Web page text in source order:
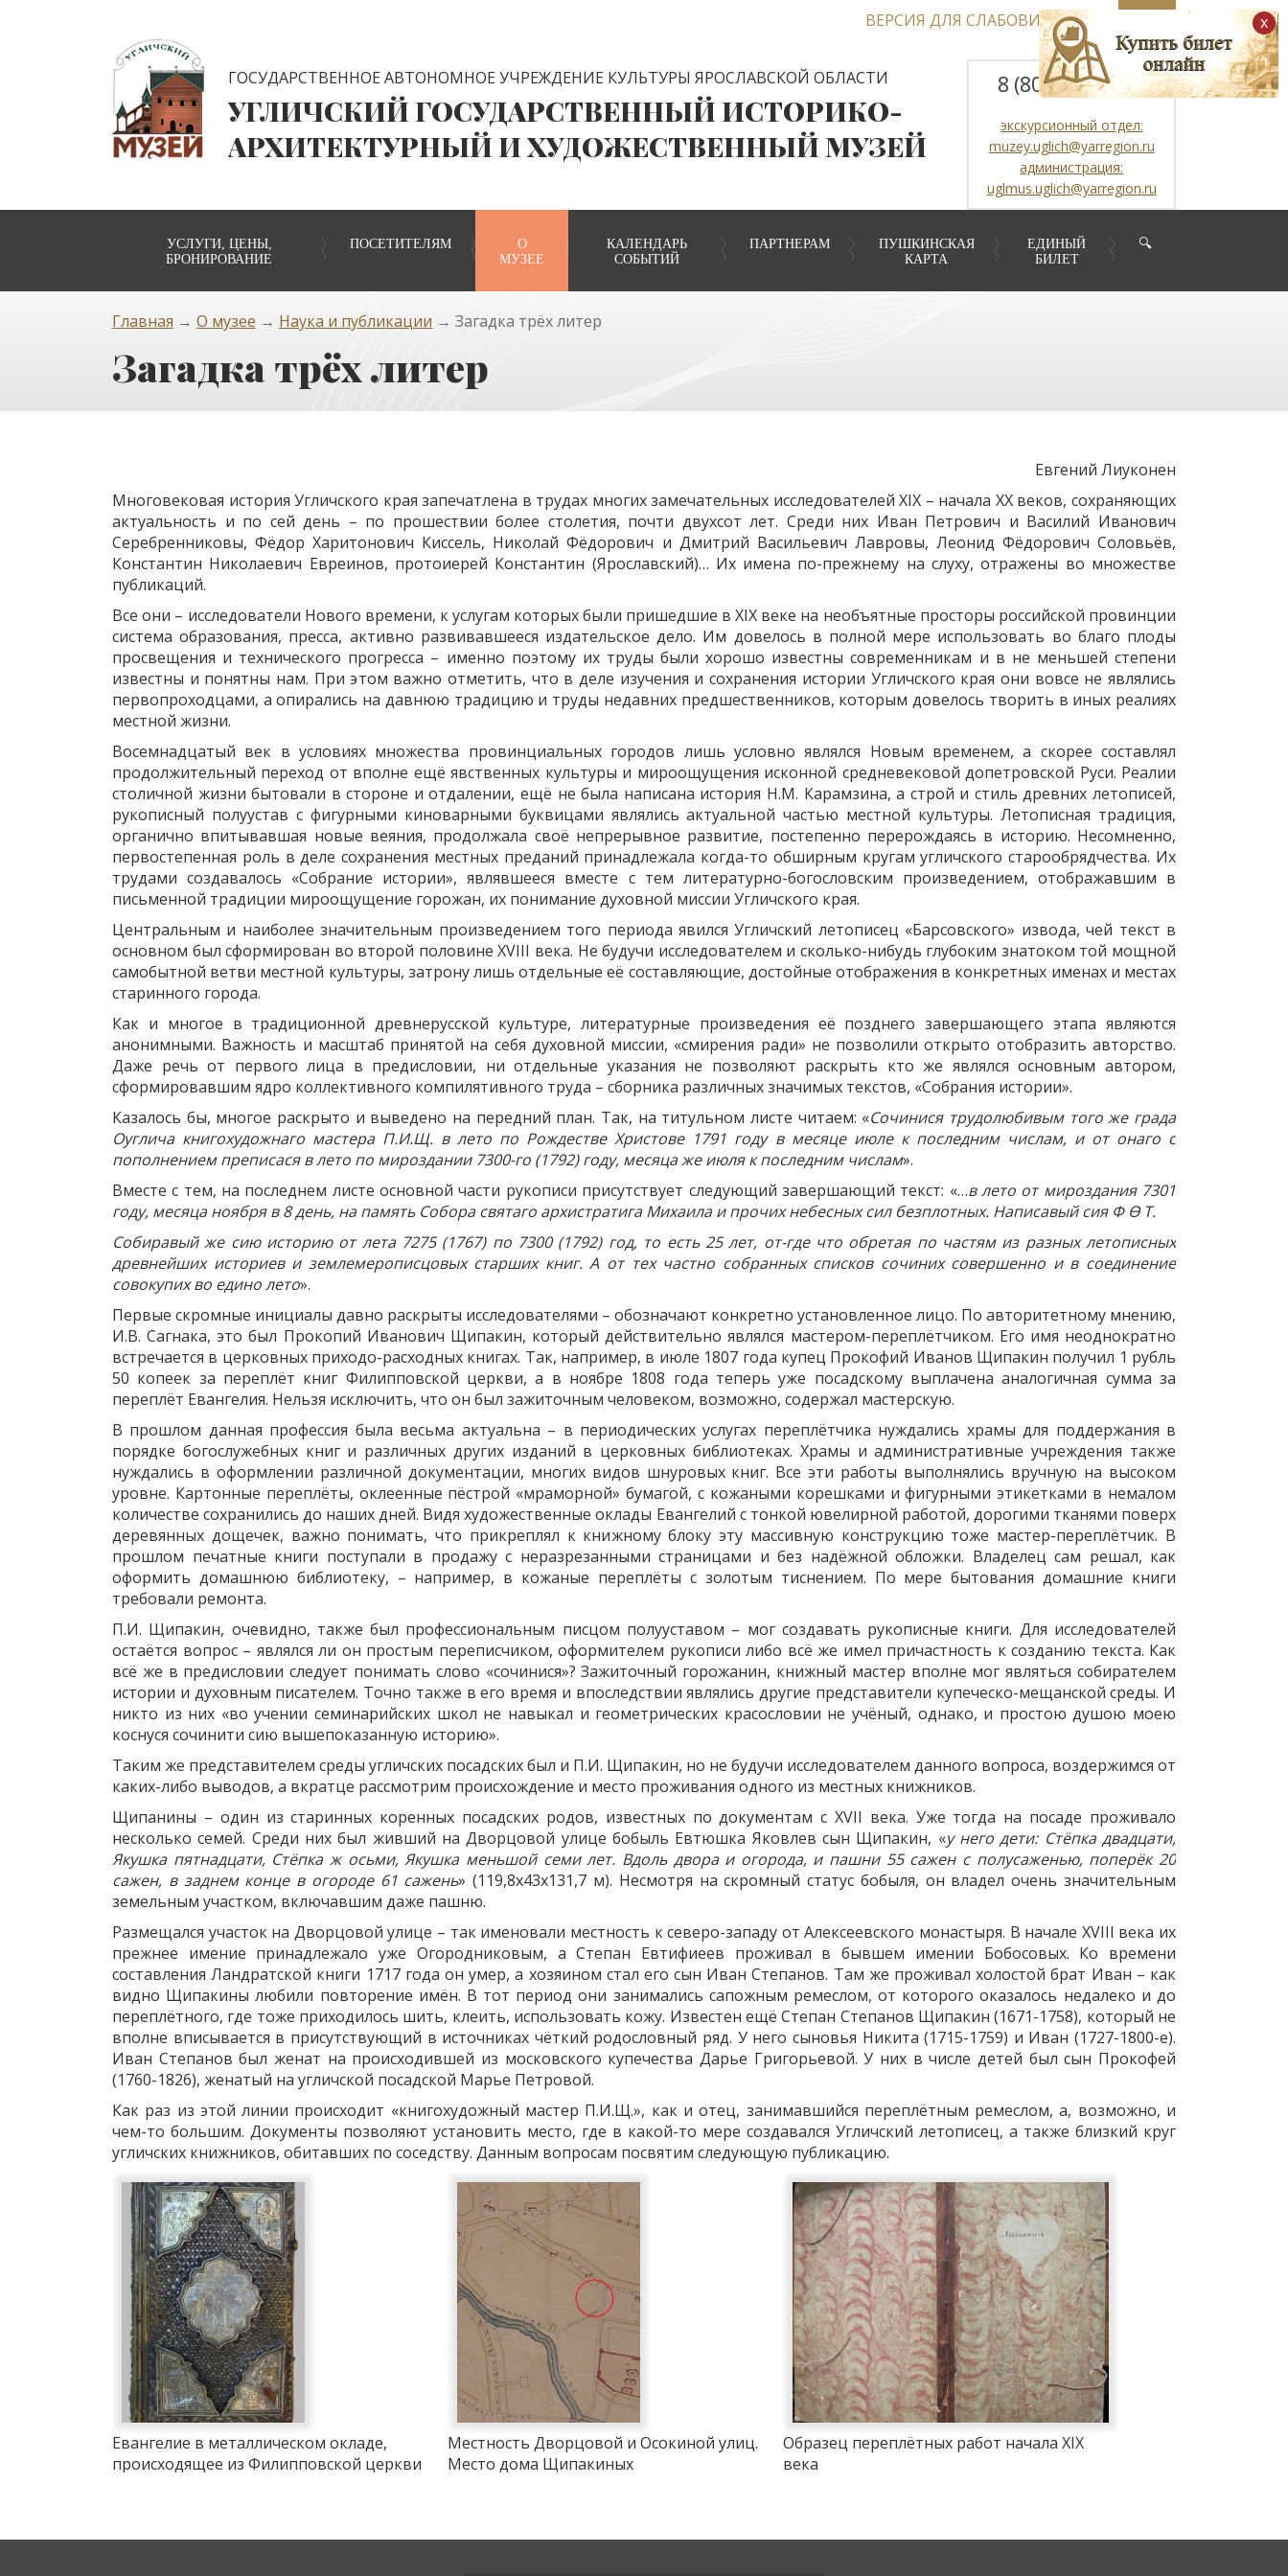
ВЕРСИЯ ДЛЯ СЛАБОВИДЯЩИХ
ГОСУДАРСТВЕННОЕ АВТОНОМНОЕ УЧРЕЖДЕНИЕ КУЛЬТУРЫ ЯРОСЛАВСКОЙ ОБЛАСТИ
УГЛИЧСКИЙ ГОСУДАРСТВЕННЫЙ ИСТОРИКО-
АРХИТЕКТУРНЫЙ И ХУДОЖЕСТВЕННЫЙ МУЗЕЙ
8 (800) 2507317
экскурсионный отдел:
muzey.uglich@yarregion.ru
администрация:
uglmus.uglich@yarregion.ru
УСЛУГИ, ЦЕНЫ,
БРОНИРОВАНИЕ
ПОСЕТИТЕЛЯМ
О
МУЗЕЕ
КАЛЕНДАРЬ
СОБЫТИЙ
ПАРТНЕРАМ
ПУШКИНСКАЯ
КАРТА
ЕДИНЫЙ
БИЛЕТ
🔍
Главная → О музее → Наука и публикации → Загадка трёх литер
Загадка трёх литер
Евгений Лиуконен
Многовековая история Угличского края запечатлена в трудах многих замечательных исследователей XIX – начала ХХ веков, сохраняющих
актуальность и по сей день – по прошествии более столетия, почти двухсот лет. Среди них Иван Петрович и Василий Иванович
Серебренниковы, Фёдор Харитонович Киссель, Николай Фёдорович и Дмитрий Васильевич Лавровы, Леонид Фёдорович Соловьёв,
Константин Николаевич Евреинов, протоиерей Константин (Ярославский)… Их имена по-прежнему на слуху, отражены во множестве
публикаций.
Все они – исследователи Нового времени, к услугам которых были пришедшие в XIX веке на необъятные просторы российской провинции
система образования, пресса, активно развивавшееся издательское дело. Им довелось в полной мере использовать во благо плоды
просвещения и технического прогресса – именно поэтому их труды были хорошо известны современникам и в не меньшей степени
известны и понятны нам. При этом важно отметить, что в деле изучения и сохранения истории Угличского края они вовсе не являлись
первопроходцами, а опирались на давнюю традицию и труды недавних предшественников, которым довелось творить в иных реалиях
местной жизни.
Восемнадцатый век в условиях множества провинциальных городов лишь условно являлся Новым временем, а скорее составлял
продолжительный переход от вполне ещё явственных культуры и мироощущения исконной средневековой допетровской Руси. Реалии
столичной жизни бытовали в стороне и отдалении, ещё не была написана история Н.М. Карамзина, а строй и стиль древних летописей,
рукописный полуустав с фигурными киноварными буквицами являлись актуальной частью местной культуры. Летописная традиция,
органично впитывавшая новые веяния, продолжала своё непрерывное развитие, постепенно перерождаясь в историю. Несомненно,
первостепенная роль в деле сохранения местных преданий принадлежала когда-то обширным кругам угличского старообрядчества. Их
трудами создавалось «Собрание истории», являвшееся вместе с тем литературно-богословским произведением, отображавшим в
письменной традиции мироощущение горожан, их понимание духовной миссии Угличского края.
Центральным и наиболее значительным произведением того периода явился Угличский летописец «Барсовского» извода, чей текст в
основном был сформирован во второй половине XVIII века. Не будучи исследователем и сколько-нибудь глубоким знатоком той мощной
самобытной ветви местной культуры, затрону лишь отдельные её составляющие, достойные отображения в конкретных именах и местах
старинного города.
Как и многое в традиционной древнерусской культуре, литературные произведения её позднего завершающего этапа являются
анонимными. Важность и масштаб принятой на себя духовной миссии, «смирения ради» не позволили открыто отобразить авторство.
Даже речь от первого лица в предисловии, ни отдельные указания не позволяют раскрыть кто же являлся основным автором,
сформировавшим ядро коллективного компилятивного труда – сборника различных значимых текстов, «Собрания истории».
Казалось бы, многое раскрыто и выведено на передний план. Так, на титульном листе читаем: «Сочинися трудолюбивым того же града
Оуглича книгохудожнаго мастера П.И.Щ. в лето по Рождестве Христове 1791 году в месяце июле к последним числам, и от онаго с
пополнением преписася в лето по мироздании 7300-го (1792) году, месяца же июля к последним числам».
Вместе с тем, на последнем листе основной части рукописи присутствует следующий завершающий текст: «…в лето от мироздания 7301
году, месяца ноября в 8 день, на память Собора святаго архистратига Михаила и прочих небесных сил безплотных. Написавый сия Ф Ѳ Т.
Собиравый же сию историю от лета 7275 (1767) по 7300 (1792) год, то есть 25 лет, от-где что обретая по частям из разных летописных
древнейших историев и землемерописцовых старших книг. А от тех частно собранных списков сочиних совершенно и в соединение
совокупих во едино лето».
Первые скромные инициалы давно раскрыты исследователями – обозначают конкретно установленное лицо. По авторитетному мнению,
И.В. Сагнака, это был Прокопий Иванович Щипакин, который действительно являлся мастером-переплётчиком. Его имя неоднократно
встречается в церковных приходо-расходных книгах. Так, например, в июле 1807 года купец Прокофий Иванов Щипакин получил 1 рубль
50 копеек за переплёт книг Филипповской церкви, а в ноябре 1808 года теперь уже посадскому выплачена аналогичная сумма за
переплёт Евангелия. Нельзя исключить, что он был зажиточным человеком, возможно, содержал мастерскую.
В прошлом данная профессия была весьма актуальна – в периодических услугах переплётчика нуждались храмы для поддержания в
порядке богослужебных книг и различных других изданий в церковных библиотеках. Храмы и административные учреждения также
нуждались в оформлении различной документации, многих видов шнуровых книг. Все эти работы выполнялись вручную на высоком
уровне. Картонные переплёты, оклеенные пёстрой «мраморной» бумагой, с кожаными корешками и фигурными этикетками в немалом
количестве сохранились до наших дней. Видя художественные оклады Евангелий с тонкой ювелирной работой, дорогими тканями поверх
деревянных дощечек, важно понимать, что прикреплял к книжному блоку эту массивную конструкцию тоже мастер-переплётчик. В
прошлом печатные книги поступали в продажу с неразрезанными страницами и без надёжной обложки. Владелец сам решал, как
оформить домашнюю библиотеку, – например, в кожаные переплёты с золотым тиснением. По мере бытования домашние книги
требовали ремонта.
П.И. Щипакин, очевидно, также был профессиональным писцом полууставом – мог создавать рукописные книги. Для исследователей
остаётся вопрос – являлся ли он простым переписчиком, оформителем рукописи либо всё же имел причастность к созданию текста. Как
всё же в предисловии следует понимать слово «сочинися»? Зажиточный горожанин, книжный мастер вполне мог являться собирателем
истории и духовным писателем. Точно также в его время и впоследствии являлись другие представители купеческо-мещанской среды. И
никто из них «во учении семинарийских школ не навыкал и геометрических красословии не учёный, однако, и простою душою моею
коснуся сочинити сию вышепоказанную историю».
Таким же представителем среды угличских посадских был и П.И. Щипакин, но не будучи исследователем данного вопроса, воздержимся от
каких-либо выводов, а вкратце рассмотрим происхождение и место проживания одного из местных книжников.
Щипанины – один из старинных коренных посадских родов, известных по документам с XVII века. Уже тогда на посаде проживало
несколько семей. Среди них был живший на Дворцовой улице бобыль Евтюшка Яковлев сын Щипакин, «у него дети: Стёпка двадцати,
Якушка пятнадцати, Стёпка ж осьми, Якушка меньшой семи лет. Вдоль двора и огорода, и пашни 55 сажен с полусаженью, поперёк 20
сажен, в заднем конце в огороде 61 сажень» (119,8х43х131,7 м). Несмотря на скромный статус бобыля, он владел очень значительным
земельным участком, включавшим даже пашню.
Размещался участок на Дворцовой улице – так именовали местность к северо-западу от Алексеевского монастыря. В начале XVIII века их
прежнее имение принадлежало уже Огородниковым, а Степан Евтифиеев проживал в бывшем имении Бобосовых. Ко времени
составления Ландратской книги 1717 года он умер, а хозяином стал его сын Иван Степанов. Там же проживал холостой брат Иван – как
видно Щипакины любили повторение имён. В тот период они занимались сапожным ремеслом, от которого оказалось недалеко и до
переплётного, где тоже приходилось шить, клеить, использовать кожу. Известен ещё Степан Степанов Щипакин (1671-1758), который не
вполне вписывается в присутствующий в источниках чёткий родословный ряд. У него сыновья Никита (1715-1759) и Иван (1727-1800-е).
Иван Степанов был женат на происходившей из московского купечества Дарье Григорьевой. У них в числе детей был сын Прокофей
(1760-1826), женатый на угличской посадской Марье Петровой.
Как раз из этой линии происходит «книгохудожный мастер П.И.Щ.», как и отец, занимавшийся переплётным ремеслом, а, возможно, и
чем-то большим. Документы позволяют установить место, где в какой-то мере создавался Угличский летописец, а также близкий круг
угличских книжников, обитавших по соседству. Данным вопросам посвятим следующую публикацию.
Евангелие в металлическом окладе,
происходящее из Филипповской церкви
Местность Дворцовой и Осокиной улиц.
Место дома Щипакиных
Образец переплётных работ начала XIX
века
x